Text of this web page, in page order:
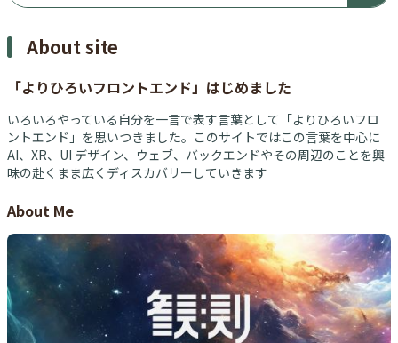
About site
「よりひろいフロントエンド」はじめました
いろいろやっている自分を一言で表す言葉として「よりひろいフロ
ントエンド」を思いつきました。このサイトではこの言葉を中心に
AI、XR、UI デザイン、ウェブ、バックエンドやその周辺のことを興
味の赴くまま広くディスカバリーしていきます
About Me